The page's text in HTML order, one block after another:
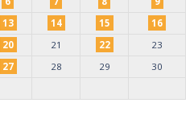
13 14 15
16
20 21 22
23
27 28 29
30